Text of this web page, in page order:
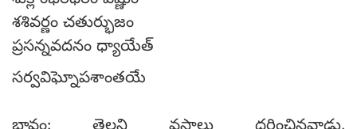
శశివర్ణం చతుర్భుజం
ప్రసన్నవదనం ధ్యాయేత్
సర్వవిఘ్నోపశాంతయే